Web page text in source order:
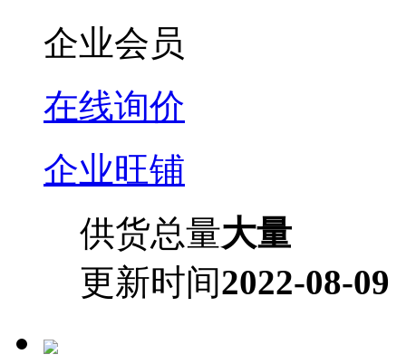
企业会员
在线询价
企业旺铺
供货总量大量
更新时间2022-08-09